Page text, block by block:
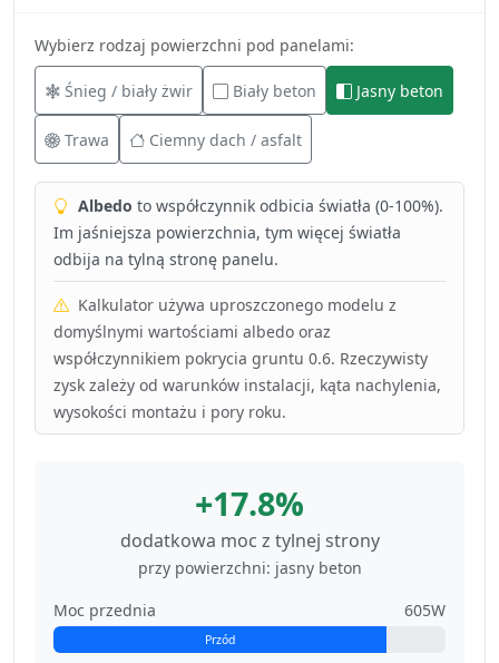
Wybierz rodzaj powierzchni pod panelami:
Śnieg / biały żwir Biały beton Jasny beton
Trawa Ciemny dach / asfalt
Albedo to współczynnik odbicia światła (0-100%).
Im jaśniejsza powierzchnia, tym więcej światła
odbija na tylną stronę panelu.
Kalkulator używa uproszczonego modelu z
domyślnymi wartościami albedo oraz
współczynnikiem pokrycia gruntu 0.6. Rzeczywisty
zysk zależy od warunków instalacji, kąta nachylenia,
wysokości montażu i pory roku.
+17.8%
dodatkowa moc z tylnej strony
przy powierzchni: jasny beton
Moc przednia
605W
Przód